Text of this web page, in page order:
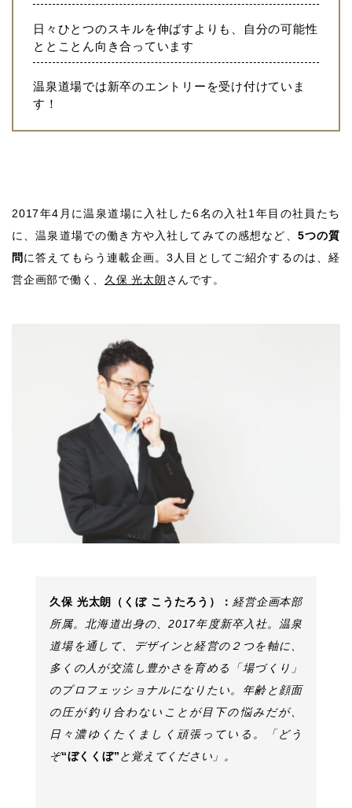
日々ひとつのスキルを伸ばすよりも、自分の可能性
ととことん向き合っています
温泉道場では新卒のエントリーを受け付けていま
す！
2017年4月に温泉道場に入社した6名の入社1年目の社員たち
に、温泉道場での働き方や入社してみての感想など、 5つの質
問 に答えてもらう連載企画。3人目としてご紹介するのは、経
営企画部で働く、 久保 光太朗さんです。
久保 光太朗（くぼ こうたろう）： 経営企画本部
所属。北海道出身の、2017年度新卒入社。温泉
道場を通して、デザインと経営の２つを軸に、
多くの人が交流し豊かさを育める「場づくり」
のプロフェッショナルになりたい。年齢と顔面
の圧が釣り合わないことが目下の悩みだが、
日々濃ゆくたくましく頑張っている。「どう
ぞ“ぼくくぼ”と覚えてください」。